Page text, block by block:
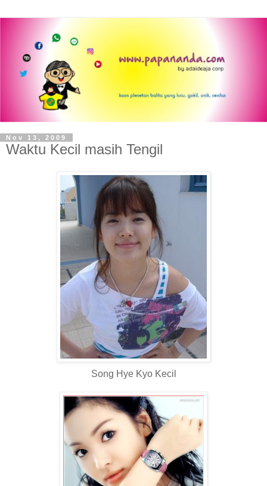
Nov 13, 2009
Waktu Kecil masih Tengil
Song Hye Kyo Kecil